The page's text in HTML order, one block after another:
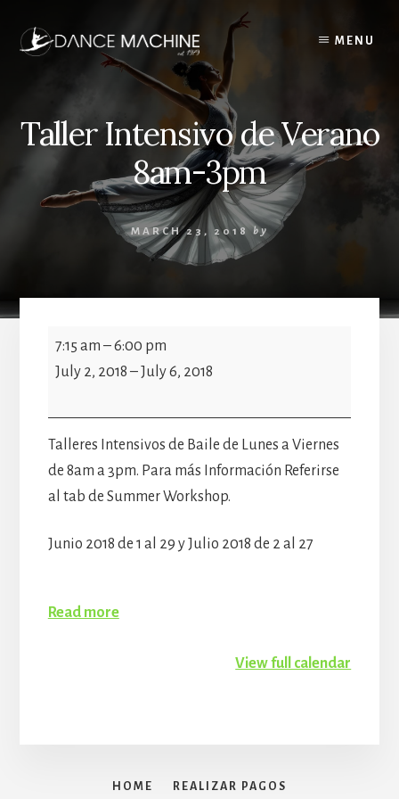
content
MENU
Taller Intensivo de Verano
8am-3pm
MARCH 23, 2018 by
Taller
Intensivo
Verano
8am-
3pm
7:15 am –6:00 pm
July 2, 2018 –July 6, 2018
Talleres Intensivos de Baile de Lunes a Viernes
de 8am a 3pm. Para más Información Referirse
al tab de Summer Workshop.
Junio 2018 de 1 al 29 y Julio 2018 de 2 al 27
Read more
View full calendar
HOME REALIZAR PAGOS